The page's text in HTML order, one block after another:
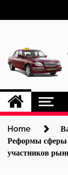
Home
Реформы сферы
участников